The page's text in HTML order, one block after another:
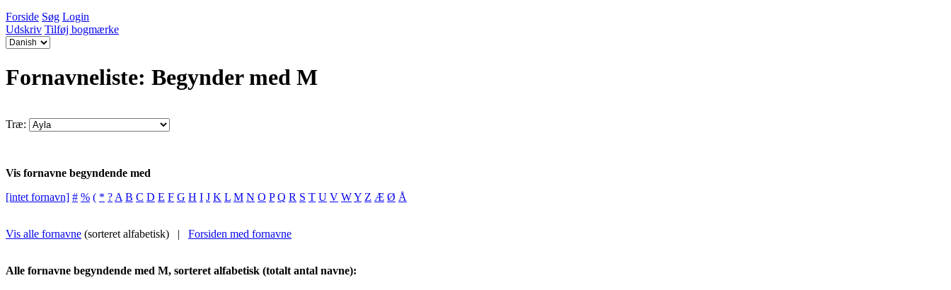
Forside Søg Login
Udskriv Tilføj bogmærke
Fornavneliste: Begynder med M
Træ:
Vis fornavne begyndende med
[intet fornavn] # % ( * ? A B C D E F G H I J K L M N O P Q R S T U V WY Z Æ Ø Å
Vis alle fornavne (sorteret alfabetisk) | Forsiden med fornavne
Alle fornavne begyndende med M, sorteret alfabetisk (totalt antal navne):